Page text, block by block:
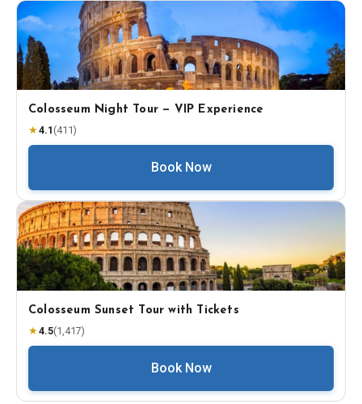
Colosseum Night Tour — VIP Experience
★4.1 (411)
Book Now
Colosseum Sunset Tour with Tickets
★4.5(1,417)
Book Now